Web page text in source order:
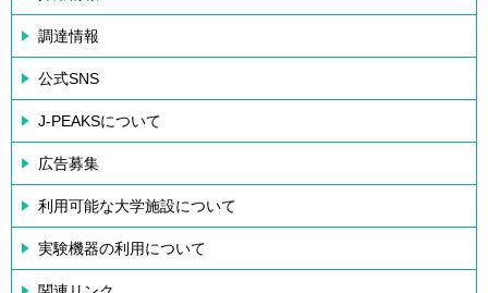
調達情報
公式SNS
J-PEAKSについて
広告募集
利用可能な大学施設について
実験機器の利用について